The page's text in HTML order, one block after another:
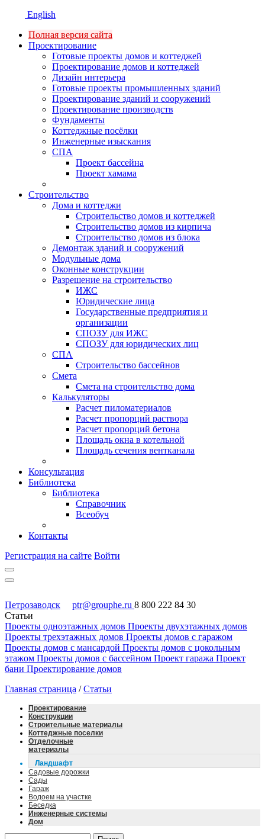
English
Полная версия сайта
Проектирование
Готовые проекты домов и коттеджей
Проектирование домов и коттеджей
Дизайн интерьера
Готовые проекты промышленных зданий
Проектирование зданий и сооружений
Проектирование производств
Фундаменты
Коттеджные посёлки
Инженерные изыскания
СПА
Проект бассейна
Проект хамама
Строительство
Дома и коттеджи
Строительство домов и коттеджей
Строительство домов из кирпича
Строительство домов из блока
Демонтаж зданий и сооружений
Модульные дома
Оконные конструкции
Разрешение на строительство
ИЖС
Юридические лица
Государственные предприятия и
организации
СПОЗУ для ИЖС
СПОЗУ для юридических лиц
СПА
Строительство бассейнов
Смета
Смета на строительство дома
Калькуляторы
Расчет пиломатериалов
Расчет пропорций раствора
Расчет пропорций бетона
Площадь окна в котельной
Площадь сечения вентканала
Консультация
Библиотека
Библиотека
Справочник
Всеобуч
Контакты
Регистрация на сайте Войти
Петрозаводск ptr@grouphe.ru 8 800 222 84 30
Статьи
Проекты одноэтажных домов Проекты двухэтажных домов
Проекты трехэтажных домов Проекты домов с гаражом
Проекты домов с мансардой Проекты домов с цокольным
этажом Проекты домов с бассейном Проект гаража Проект
бани Проектирование домов
Главная страница / Статьи
Проектирование
Конструкции
Строительные материалы
Коттеджные поселки
Отделочные
материалы
Ландшафт
Садовые дорожки
Сады
Гараж
Водоем на участке
Беседка
Инженерные системы
Дом